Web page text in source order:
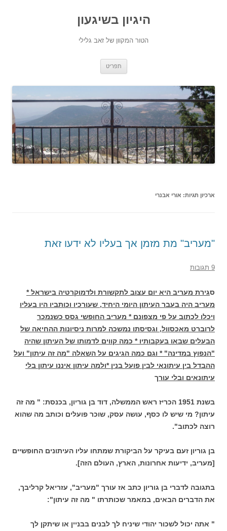
היגיון בשיגעון
הטור המקוון של זאב גלילי
תפריט
ארכיון תגיות: אורי אבנרי
"מעריב" מת מזמן אך בעליו לא ידעו זאת
9 תגובות
סגירת מעריב היא יום עצוב לתקשורת ולדמוקרטיה בישראל *
מעריב היה בעבר העיתון היומי היחיד, שעורכיו וכותביו היו בעליו
ויכלו לכתוב על פי מצפונם * מעריב החופשי גסס כשנמכר
לרוברט מאכסוול, וגסיסתו נמשכה למרות ניסיונות ההחיאה של
הבעלים שבאו בעקבותיו * כמה קווים לדמותו של העיתון שהיה
"הנפוץ במדינה" * וגם כמה הגיגים על השאלה "מה זה עיתון" ועל
ההבדל בין עיתונאי לבין פועל בנין *ולמה עיתון איננו עיתון בלי
עיתונאים ובלי עורך
בשנת 1951 הכריז ראש הממשלה, דוד בן גוריון, בכנסת: " מה זה
עיתון? מי שיש לו כסף, עושה עסק, שוכר פועלים וכותב מה שהוא
רוצה לכתוב".
בן גוריון זעם בעיקר על הביקורת שמתחו עליו העיתונים החופשיים
[מעריב, ידיעות אחרונות, הארץ, העולם הזה].
בתגובה לדברי בן גוריון כתב אז עורך "מעריב", עזריאל קרליבך,
את הדברים הבאים, במאמר שכותרתו " מה זה עיתון":
" אתה יכול לשכור יהודי שיניח לך לבנים בבניין או שיתקן לך